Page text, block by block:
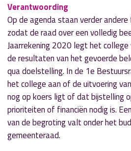
Verantwoording
Op de agenda staan verder
zodat de raad over een volledig
Jaarrekening 2020 legt het
de resultaten van het gevoerde
qua doelstelling. In de 1e
het college aan of de uitvoering
nog op koers ligt of dat bijstelling
prioriteiten of financiën nodig is.
van de begroting valt onder het
gemeenteraad.